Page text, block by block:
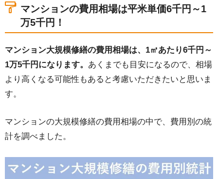
2.事例から分かるマンション大規模修繕の費用をご
紹介
2-1.11階建て1675㎡費用1054万円の事例
2-2.3階建て1050㎡費用711万円の事例
2-3.4階建て1337㎡費用530万円の事例
3.マンション大規模修繕の費用に差が出る要因5つ
3-1.マンションの大きさ
3-3.劣化の進行度合い
3-4.塗装する箇所の数
4.マンションの大規模修繕の費用を抑える4つの方
マンションの費用相場は平米単価6千円～1
万5千円！
マンション大規模修繕の費用相場は、1㎡あたり6千円～
1万5千円になります。 あくまでも目安になるので、相場
より高くなる可能性もあると考慮いただきたいと思いま
す。
マンションの大規模修繕の費用相場の中で、費用別の統
計を調べました。